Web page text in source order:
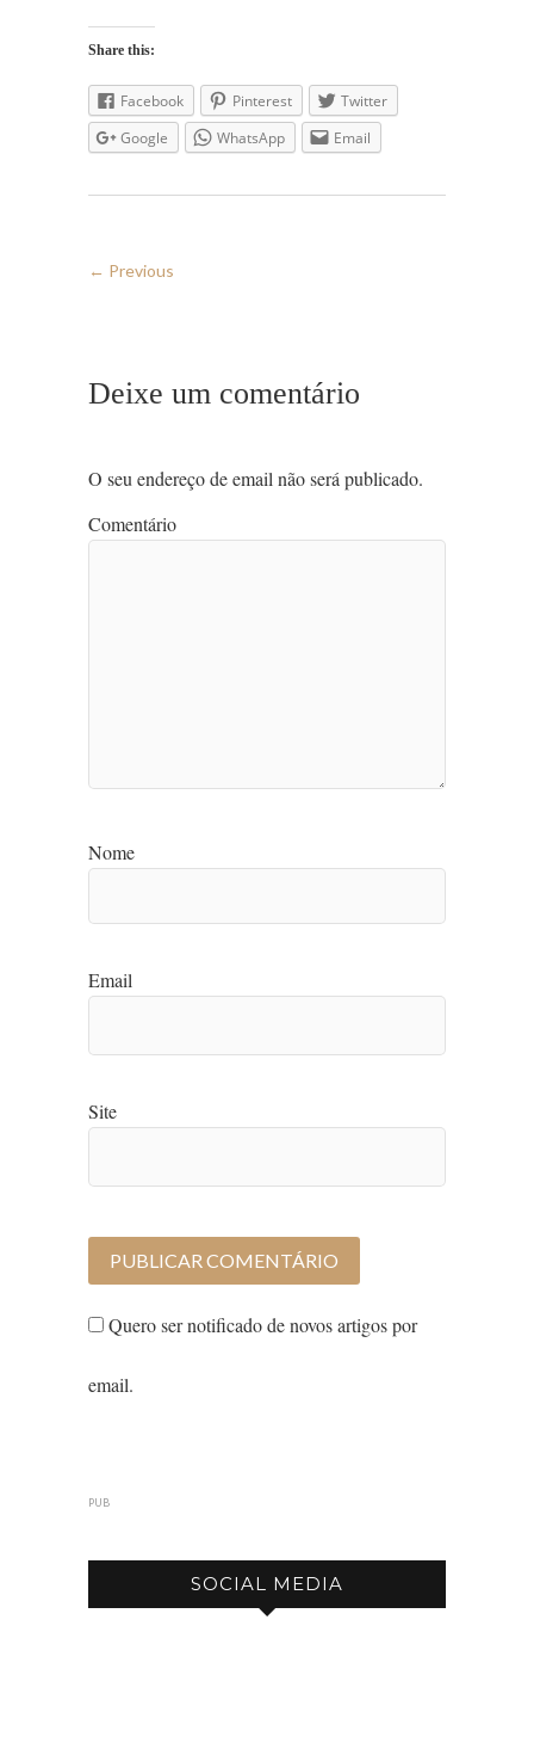
Share this:
Facebook Pinterest
Twitter
Google
WhatsApp Email
← Previous
Deixe um comentário
O seu endereço de email não será publicado.
Comentário
Nome
Email
Site
Quero ser notificado de novos artigos por
email.
PUB
SOCIAL MEDIA